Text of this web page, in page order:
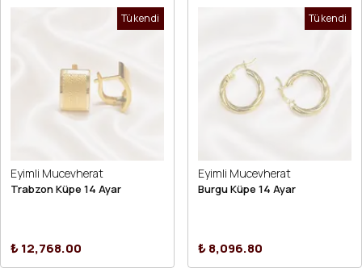
Tükendi
Eyimli Mucevherat
Trabzon Küpe 14 Ayar
₺ 12,768.00
Tükendi
Eyimli Mucevherat
Burgu Küpe 14 Ayar
₺ 8,096.80